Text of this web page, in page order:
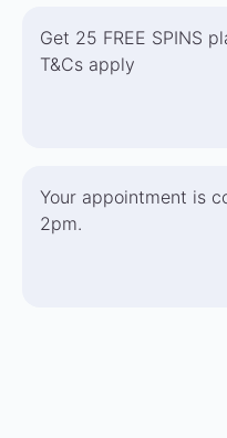
Get 25 FREE SPINS
T&Cs apply
Your appointment is
2pm.